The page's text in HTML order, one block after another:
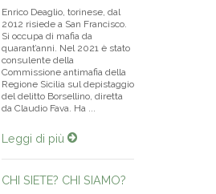
Enrico Deaglio, torinese, dal
2012 risiede a San Francisco.
Si occupa di mafia da
quarant’anni. Nel 2021 è stato
consulente della
Commissione antimafia della
Regione Sicilia sul depistaggio
del delitto Borsellino, diretta
da Claudio Fava. Ha ...
Leggi di più
CHI SIETE? CHI SIAMO?